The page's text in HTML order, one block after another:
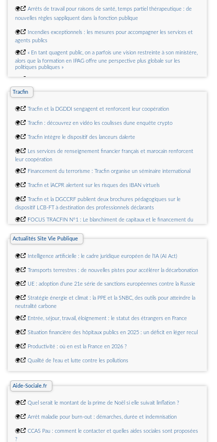
🌍
Arrêts de travail pour raisons de santé, temps partiel thérapeutique : de
nouvelles règles sappliquent dans la fonction publique
🌍
Incendies exceptionnels : les mesures pour accompagner les services et
agents publics
🌍
« En tant quagent public, on a parfois une vision restreinte à son ministère,
alors que la formation en IPAG offre une perspective plus globale sur les
politiques publiques »
publique
l'État se modernise
🌍
Autorisations spéciales dabsence pour motif familial et parental : le point
🌍 Retour sur le rendez-vous salarial de la fonction publique
Tracfin
🌍 Tracfin et la DGDDI sengagent et renforcent leur coopération
🌍 Tracfin : découvrez en vidéo les coulisses dune enquête crypto
🌍 Tracfin intègre le dispositif des lanceurs dalerte
🌍
Les services de renseignement financier français et marocain renforcent
leur coopération
🌍 Financement du terrorisme : Tracfin organise un séminaire international
🌍 Tracfin et lACPR alertent sur les risques des IBAN virtuels
🌍
Tracfin et la DGCCRF publient deux brochures pédagogiques sur le
dispositif LCB-FT à destination des professionnels déclarants
🌍
FOCUS TRACFIN N°1 : Le blanchiment de capitaux et le financement du
🌍 Les communiqués de presse
Actualités Site Vie Publique
🌍 Intelligence artificielle : le cadre juridique européen de l'IA (AI Act)
🌍 Transports terrestres : de nouvelles pistes pour accélérer la décarbonation
🌍 UE : adoption d'une 21e série de sanctions européennes contre la Russie
🌍
Stratégie énergie et climat : la PPE et la SNBC, des outils pour atteindre la
neutralité carbone
🌍 Entrée, séjour, travail, éloignement : le statut des étrangers en France
🌍 Situation financière des hôpitaux publics en 2025 : un déficit en léger recul
🌍 Productivité : où en est la France en 2026 ?
🌍 Qualité de l'eau et lutte contre les pollutions
sportifs en ligne
Aide-Sociale.fr
🌍 Quel serait le montant de la prime de Noël si elle suivait linflation ?
🌍 Arrêt maladie pour burn-out : démarches, durée et indemnisation
🌍
CCAS Pau : comment le contacter et quelles aides sociales sont proposées
?